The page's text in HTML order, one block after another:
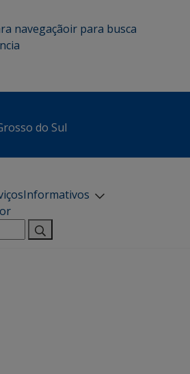
navegaçãoir para busca
do Sul
Informativos